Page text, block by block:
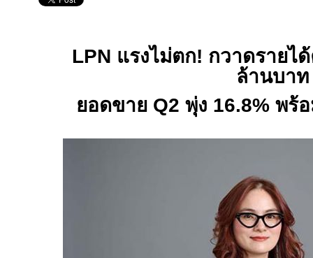
LPN แรงไม่ตก! กวาดรายไ
ล้านบาท
ยอดขาย Q2 พุ่ง 16.8% พร้